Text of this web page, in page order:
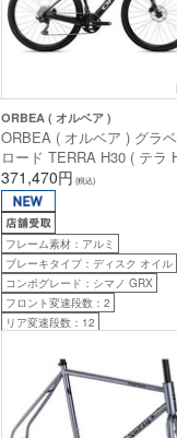
ORBEA ( オルベア )
ORBEA ( オルベア ) グラ
ロード TERRA H30 ( テラ
) ダイヤモンドブラック / ダ
ヤモンドカーボンビュー( グ
ス ) XS (身長目安160cm前
371,470円 (税込)
フレーム素材：アルミ
ブレーキタイプ：ディスク オイル
コンポグレード：シマノ GRX
フロント変速段数：2
リア変速段数：12